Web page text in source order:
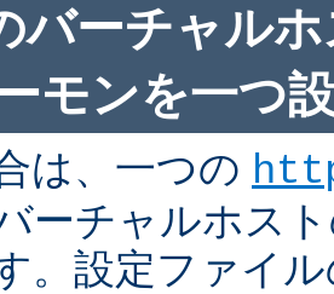
バーチャル
モンを一つ
は、一つの
ーチャルホス
。設定ファイ